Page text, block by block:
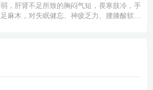
弱，肝肾不足所致的胸闷气短，畏寒肢冷，手
足麻木，对失眠健忘、神疲乏力、腰膝酸软也